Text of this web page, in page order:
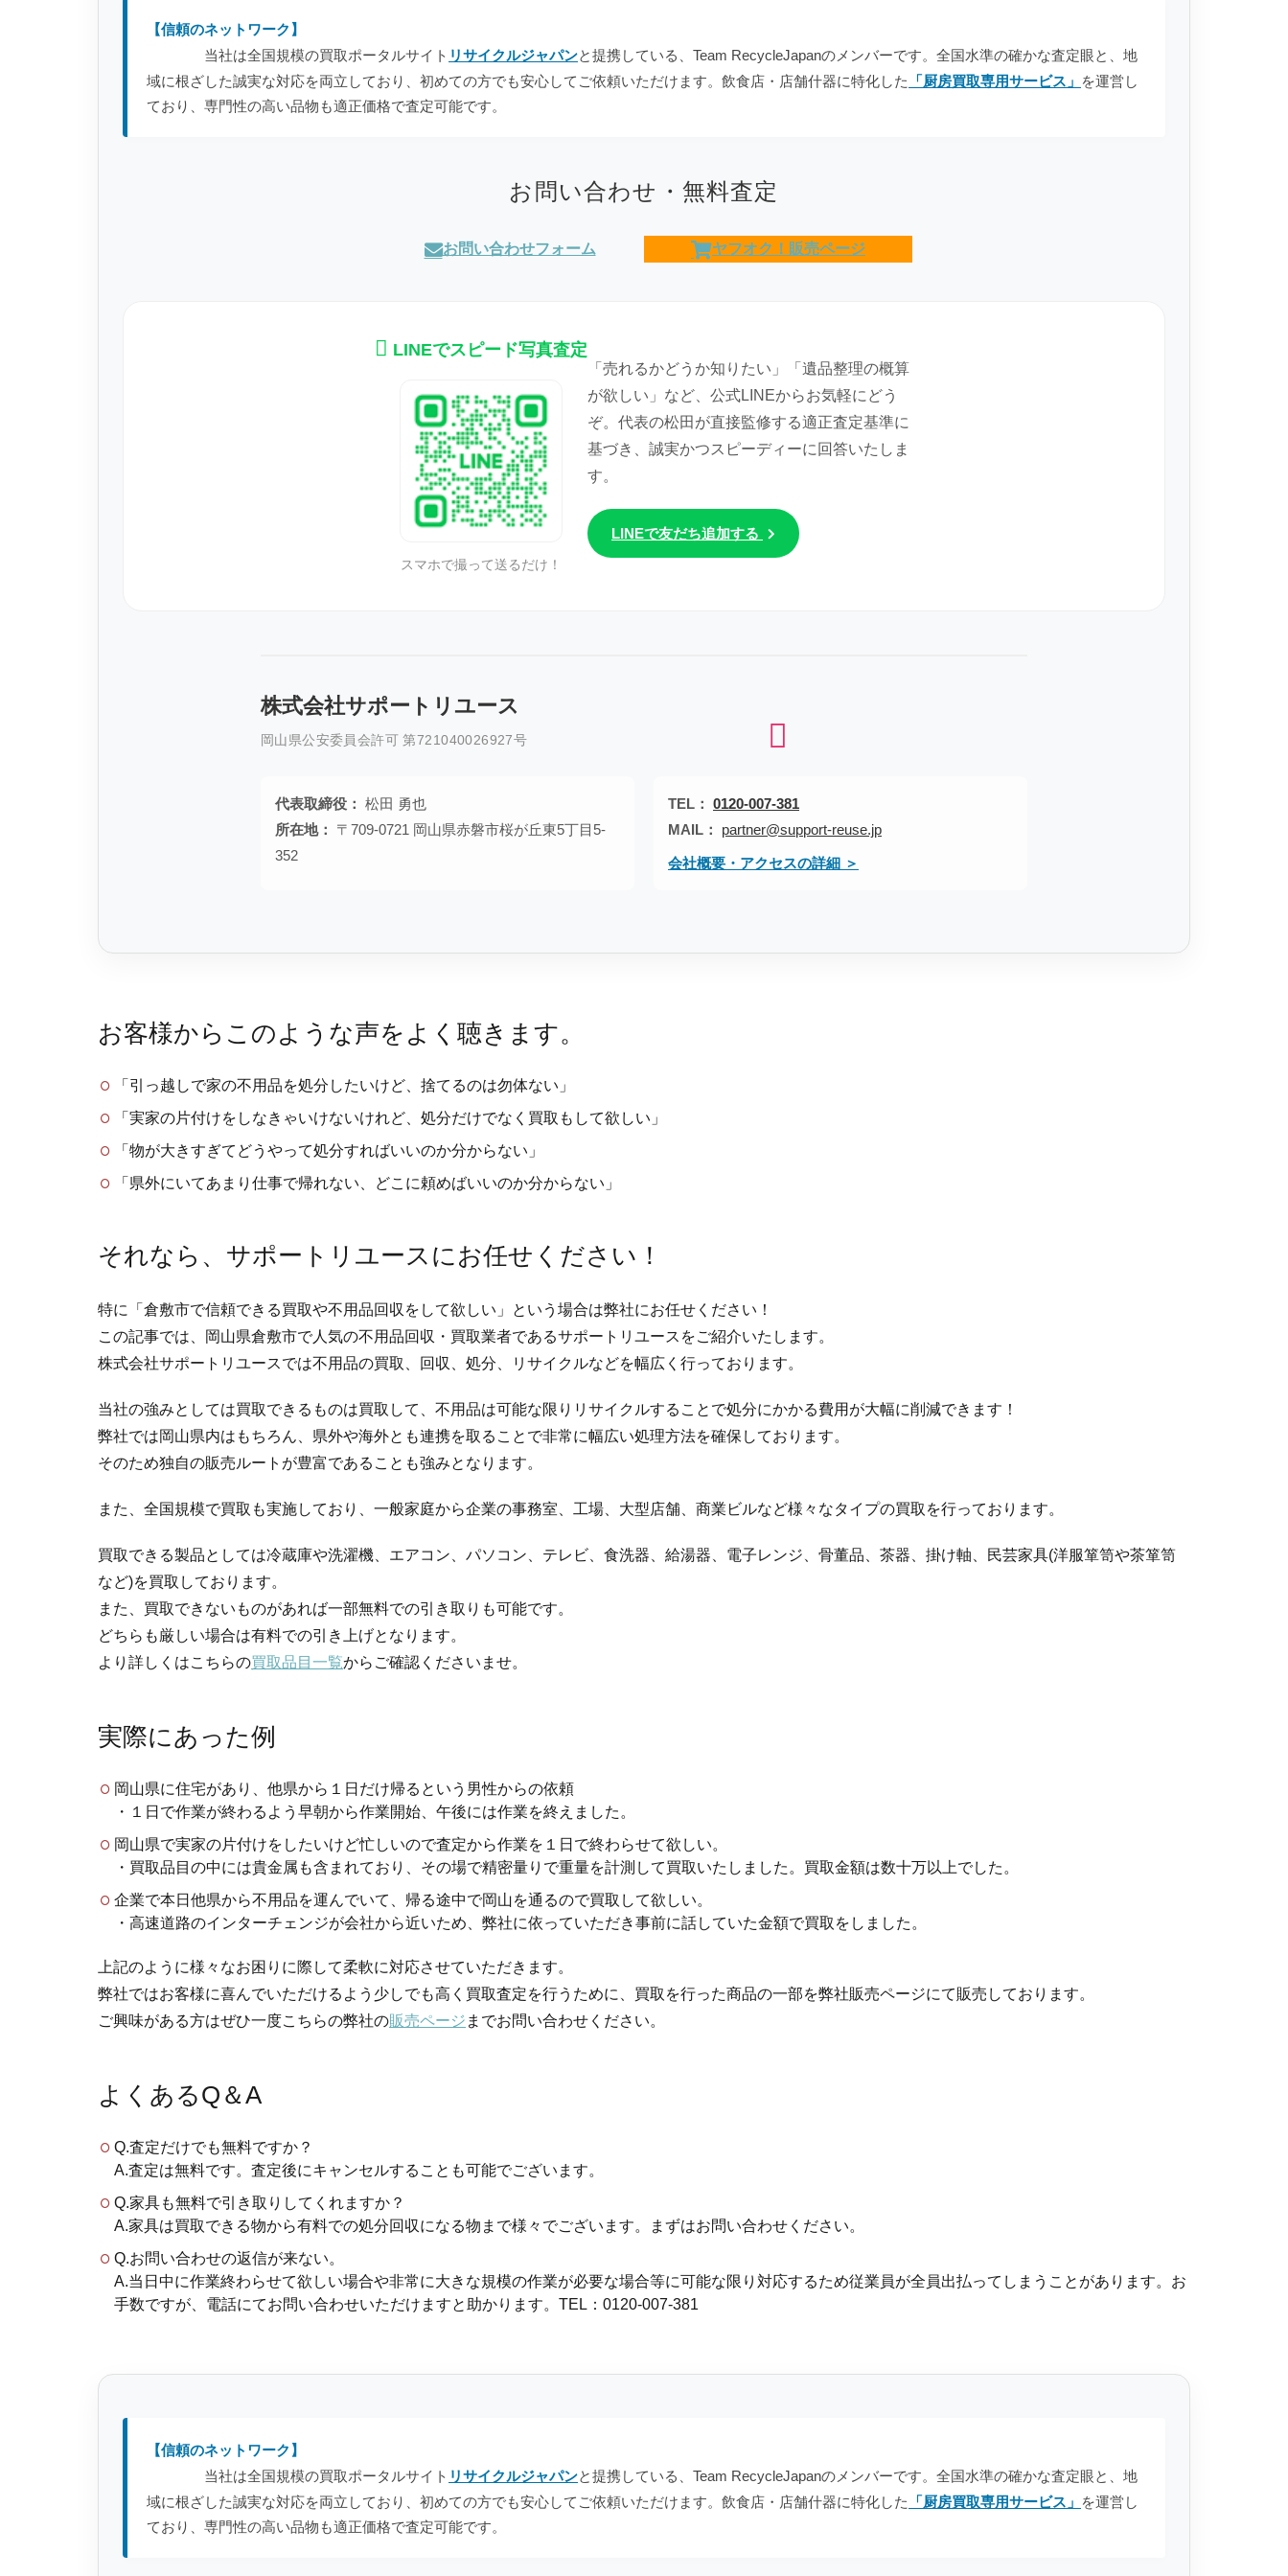
【信頼のネットワーク】
当社は全国規模の買取ポータルサイト リサイクルジャパンと提携している、Team RecycleJapanのメンバーです。全国水準の確かな査定眼と、地
域に根ざした誠実な対応を両立しており、初めての方でも安心してご依頼いただけます。飲食店・店舗什器に特化した
「厨房買取専用サービス」 を運営し
ており、専門性の高い品物も適正価格で査定可能です。
お問い合わせ・無料査定
お問い合わせフォーム ヤフオク！販売ページ
LINEでスピード写真査定
スマホで撮って送るだけ！
「売れるかどうか知りたい」「遺品整理の概算
が欲しい」など、公式LINEからお気軽にどう
ぞ。代表の松田が直接監修する適正査定基準に
基づき、誠実かつスピーディーに回答いたしま
す。
LINEで友だち追加する
株式会社サポートリユース
岡山県公安委員会許可 第721040026927号
代表取締役： 松田 勇也
所在地：
〒709-0721 岡山県赤磐市桜が丘東5丁目5-
352
TEL： 0120-007-381
MAIL：
partner@support-reuse.jp
会社概要・アクセスの詳細 ＞
お客様からこのような声をよく聴きます。
「引っ越しで家の不用品を処分したいけど、捨てるのは勿体ない」
「実家の片付けをしなきゃいけないけれど、処分だけでなく買取もして欲しい」
「物が大きすぎてどうやって処分すればいいのか分からない」
「県外にいてあまり仕事で帰れない、どこに頼めばいいのか分からない」
それなら、サポートリユースにお任せください！
特に「倉敷市で信頼できる買取や不用品回収をして欲しい」という場合は弊社にお任せください！
この記事では、岡山県倉敷市で人気の不用品回収・買取業者であるサポートリユースをご紹介いたします。
株式会社サポートリユースでは不用品の買取、回収、処分、リサイクルなどを幅広く行っております。
当社の強みとしては買取できるものは買取して、不用品は可能な限りリサイクルすることで処分にかかる費用が大幅に削減できます！
弊社では岡山県内はもちろん、県外や海外とも連携を取ることで非常に幅広い処理方法を確保しております。
そのため独自の販売ルートが豊富であることも強みとなります。
また、全国規模で買取も実施しており、一般家庭から企業の事務室、工場、大型店舗、商業ビルなど様々なタイプの買取を行っております。
買取できる製品としては冷蔵庫や洗濯機、エアコン、パソコン、テレビ、食洗器、給湯器、電子レンジ、骨董品、茶器、掛け軸、民芸家具(洋服箪笥や茶箪笥
など)を買取しております。
また、買取できないものがあれば一部無料での引き取りも可能です。
どちらも厳しい場合は有料での引き上げとなります。
より詳しくはこちらの買取品目一覧からご確認くださいませ。
実際にあった例
岡山県に住宅があり、他県から１日だけ帰るという男性からの依頼
・１日で作業が終わるよう早朝から作業開始、午後には作業を終えました。
岡山県で実家の片付けをしたいけど忙しいので査定から作業を１日で終わらせて欲しい。
・買取品目の中には貴金属も含まれており、その場で精密量りで重量を計測して買取いたしました。買取金額は数十万以上でした。
企業で本日他県から不用品を運んでいて、帰る途中で岡山を通るので買取して欲しい。
・高速道路のインターチェンジが会社から近いため、弊社に依っていただき事前に話していた金額で買取をしました。
上記のように様々なお困りに際して柔軟に対応させていただきます。
弊社ではお客様に喜んでいただけるよう少しでも高く買取査定を行うために、買取を行った商品の一部を弊社販売ページにて販売しております。
ご興味がある方はぜひ一度こちらの弊社の販売ページ までお問い合わせください。
よくあるQ＆A
Q.査定だけでも無料ですか？
A.査定は無料です。査定後にキャンセルすることも可能でございます。
Q.家具も無料で引き取りしてくれますか？
A.家具は買取できる物から有料での処分回収になる物まで様々でございます。まずはお問い合わせください。
Q.お問い合わせの返信が来ない。
A.当日中に作業終わらせて欲しい場合や非常に大きな規模の作業が必要な場合等に可能な限り対応するため従業員が全員出払ってしまうことがあります。お
手数ですが、電話にてお問い合わせいただけますと助かります。TEL：0120-007-381
【信頼のネットワーク】
当社は全国規模の買取ポータルサイト リサイクルジャパンと提携している、Team RecycleJapanのメンバーです。全国水準の確かな査定眼と、地
域に根ざした誠実な対応を両立しており、初めての方でも安心してご依頼いただけます。飲食店・店舗什器に特化した
「厨房買取専用サービス」 を運営し
ており、専門性の高い品物も適正価格で査定可能です。